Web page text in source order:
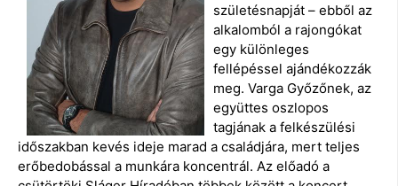
születésnapját – ebből az
alkalomból a rajongókat
egy különleges
fellépéssel ajándékozzák
meg. Varga Győzőnek, az
együttes oszlopos
tagjának a felkészülési
időszakban kevés ideje marad a családjára, mert teljes
erőbedobással a munkára koncentrál. Az előadó a